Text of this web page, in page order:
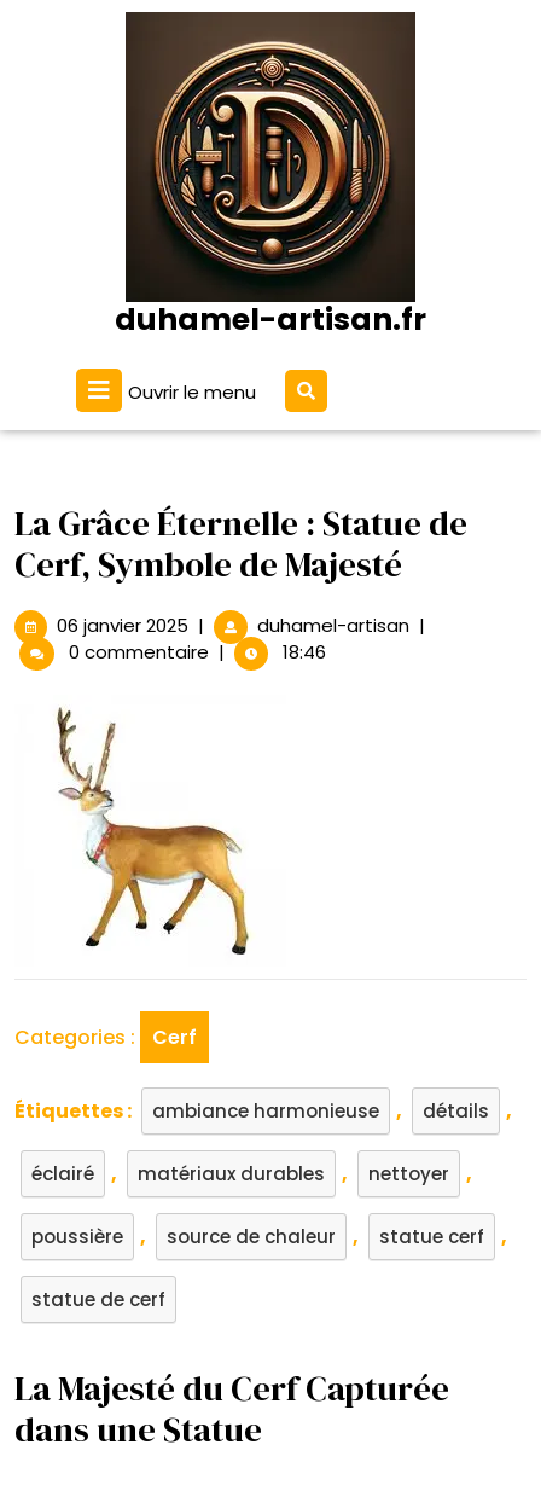
duhamel-artisan.fr
Ouvrir le menu Ouvrir
le
menu
La Grâce Éternelle : Statue de
Cerf, Symbole de Majesté
06 janvier 2025 06
janvier
| duhamel-artisanLa|
0 commentaire | 18:46
Categories : Cerf
Étiquettes : ambiance harmonieuse , détails ,
éclairé , matériaux durables , nettoyer ,
poussière , source de chaleur , statue cerf ,
statue de cerf
La Majesté du Cerf Capturée
dans une Statue